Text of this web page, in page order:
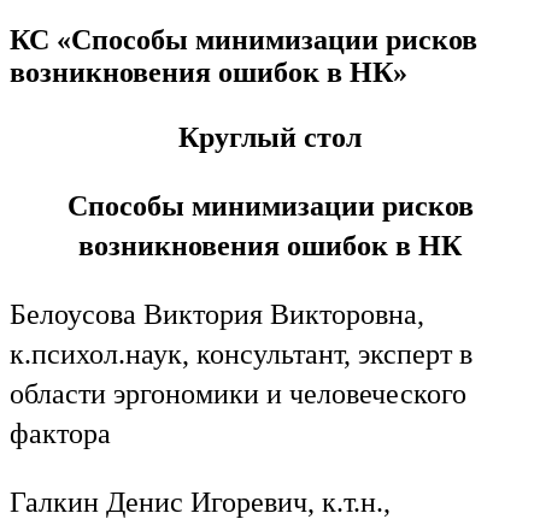
КС «Способы минимизации рисков
возникновения ошибок в НК»
Круглый стол
Способы минимизации рисков
возникновения ошибок в НК
Белоусова Виктория Викторовна,
к.психол.наук, консультант, эксперт в
области эргономики и человеческого
фактора
Галкин Денис Игоревич, к.т.н.,